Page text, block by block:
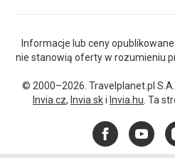
Informacje lub ceny
nie stanowią oferty w rozumieniu
© 2000–2026. Travelplanet.pl
Invia.cz, Invia.ski Invia.hu . Ta
Facebook